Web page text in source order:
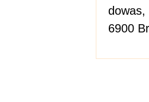
dowas,
6900